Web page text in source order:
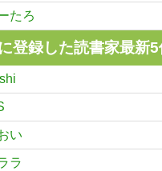
たろ
登録した読書家最新
い
ラ